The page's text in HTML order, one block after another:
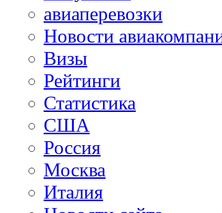
авиаперевозки
Новости
Визы
Рейтинги
Статистика
США
Россия
Москва
Италия